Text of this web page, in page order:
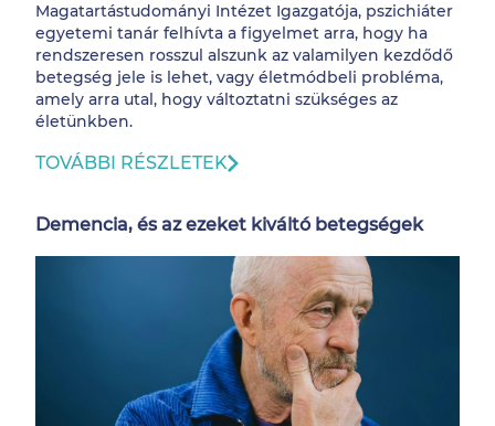
Magatartástudományi Intézet Igazgatója, pszichiáter
egyetemi tanár felhívta a figyelmet arra, hogy ha
rendszeresen rosszul alszunk az valamilyen kezdődő
betegség jele is lehet, vagy életmódbeli probléma,
amely arra utal, hogy változtatni szükséges az
életünkben.
TOVÁBBI RÉSZLETEK
Demencia, és az ezeket kiváltó betegségek